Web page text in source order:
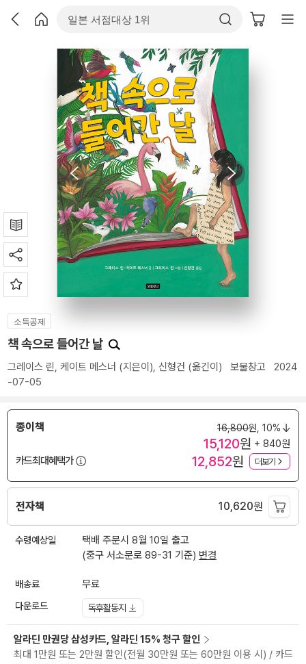
소득공제
책 속으로 들어간 날
그레이스 린, 케이트 메스너 (지은이), 신형건 (옮긴이) 보물창고 2024
-07-05
종이책 16,800원, 10%
15,120원 + 840원
카드최대혜택가
12,852원 더보기
전자책 10,620원
수령예상일
택배 주문시 8월 10일 출고
(중구 서소문로 89-31 기준) 변경
배송료 무료
다운로드 독후활동지
알라딘 만권당 삼성카드, 알라딘 15% 청구 할인
최대 1만원 또는 2만원 할인(전월 30만원 또는 60만원 이용 시) / 카드